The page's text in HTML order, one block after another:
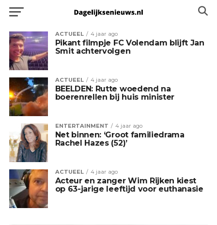
ACTUEEL 4 jaar ago
Pikant filmpje FC Volendam blijft Jan
Smit achtervolgen
ACTUEEL 4 jaar ago
BEELDEN: Rutte woedend na
boerenrellen bij huis minister
ENTERTAINMENT 4 jaar ago
Net binnen: ‘Groot familiedrama
Rachel Hazes (52)’
ACTUEEL 4 jaar ago
Acteur en zanger Wim Rijken kiest
op 63-jarige leeftijd voor euthanasie